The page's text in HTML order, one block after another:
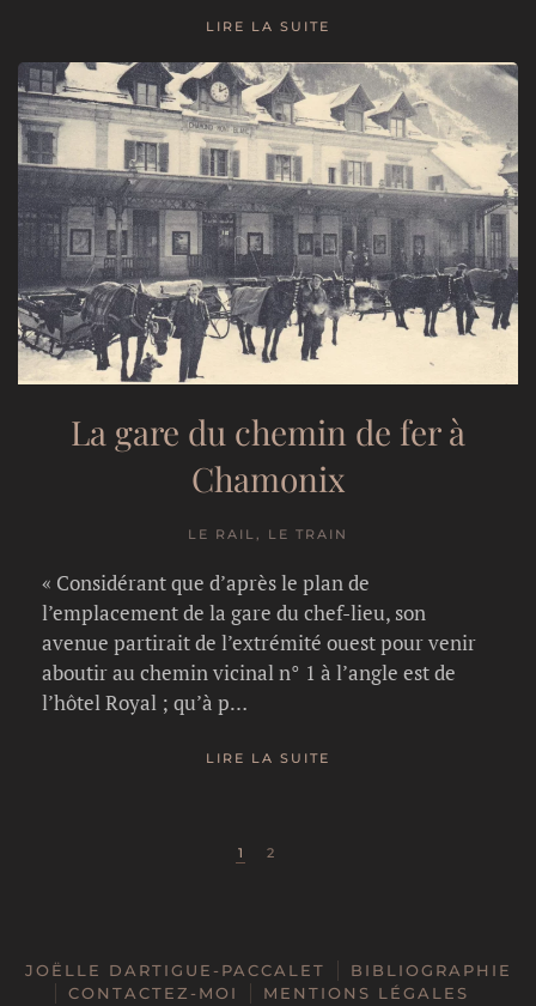
LIRE LA SUITE
La gare du chemin de fer à
Chamonix
LE RAIL, LE TRAIN
« Considérant que d’après le plan de
l’emplacement de la gare du chef-lieu, son
avenue partirait de l’extrémité ouest pour venir
aboutir au chemin vicinal n° 1 à l’angle est de
l’hôtel Royal ; qu’à p…
LIRE LA SUITE
1 2
JOËLLE DARTIGUE-PACCALET
BIBLIOGRAPHIE
CONTACTEZ-MOI
MENTIONS LÉGALES